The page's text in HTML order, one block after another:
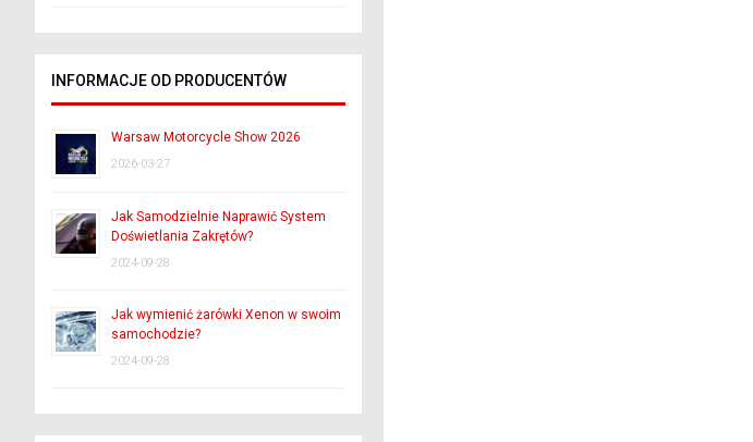
INFORMACJE OD PRODUCENTÓW
Warsaw Motorcycle Show 2026
2026-03-27
Jak Samodzielnie Naprawić System
Doświetlania Zakrętów?
2024-09-28
Jak wymienić żarówki Xenon w swoim
samochodzie?
2024-09-28